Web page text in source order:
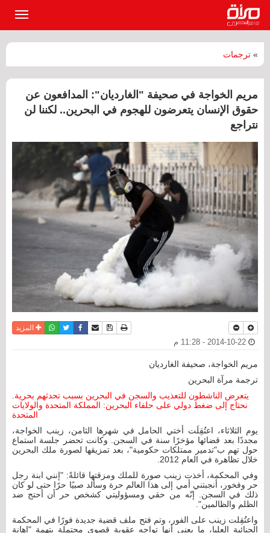
» ترجمات
مريم الخواجة في صحيفة "الغارديان": المدافعون عن
حقوق الإنسان يتعرضون للهجوم في البحرين.. لكننا لن
نتراجع
نسخة للطباعة
حفظ الموضوع
أرسل الى صديق
فيسبوكتويترواتسابالمزيد
مريم الخواجة، صحيفة الغارديان
ترجمة مرآة البحرين
يتعرض الناشطون للتعذيب والسجن في البحرين بسبب تحدثهم بحرية.
نحتاج إلى ضغط دولي على حلفاء البحرين: المملكة المتحدة والولايات
المتحدة
يوم الثلاثاء، اعتُقِلَت أختي الحامل في شهرها الثامن، زينب الخواجة،
مجددًا بعد قضائها مؤخرًا سنة في السجن. وكانت تحضر جلسة استماع
حول تهم ب"تدمير ممتلكات حكومية"، بعد تمزيقها لصورة ملك البحرين
خلال تظاهرة في العام 2012.
وفي المحكمة، أخذت زينب صورة للملك ومزقتها قائلةً: "إنني ابنة رجل
حر وفخور، أنجبتني أمي إلى هذا العالم حرة وسألد صبيًا حرًا حتى لو كان
ذلك في السجن. إنّه من حقي ومسؤوليتي كشخص حر أن أحتج ضد
الظلم والظالمين".
واعتُقِلت زينب على الفور، وتم فتح ملف قضية جديدة فورًا في المحكمة
الجنائية العليا، ما يعني أنها تواجه عقوبة قصوى محتملة بتهمة "إهانة